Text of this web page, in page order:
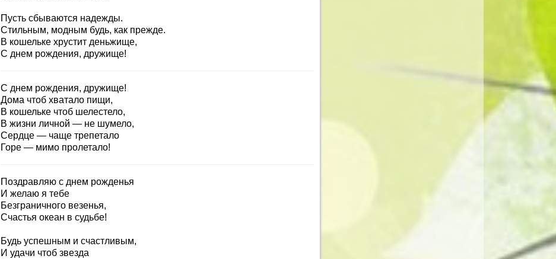
Пусть сбываются надежды.
Стильным, модным будь, как прежде.
В кошельке хрустит деньжище,
С днем рождения, дружище!
С днем рождения, дружище!
Дома чтоб хватало пищи,
В кошельке чтоб шелестело,
В жизни личной — не шумело,
Сердце — чаще трепетало
Горе — мимо пролетало!
Поздравляю с днем рожденья
И желаю я тебе
Безграничного везенья,
Счастья океан в судьбе!
Будь успешным и счастливым,
И удачи чтоб звезда